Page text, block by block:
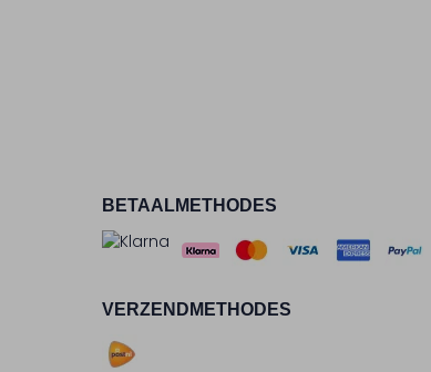
BETAALMETHODES
VERZENDMETHODES